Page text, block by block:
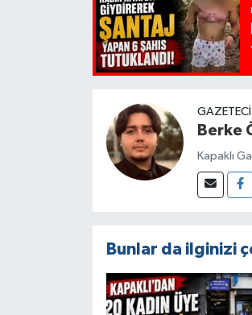
GAZETECI
Berke
Kapaklı
Bunlar da ilginizi